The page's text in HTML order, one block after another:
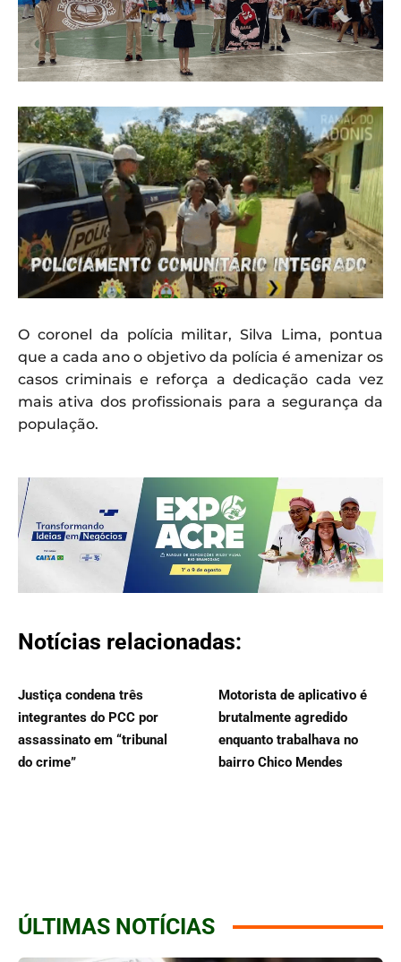
O coronel da polícia militar, Silva Lima, pontua
que a cada ano o objetivo da polícia é amenizar os
casos criminais e reforça a dedicação cada vez
mais ativa dos profissionais para a segurança da
população.
Notícias relacionadas:
Justiça condena três
integrantes do PCC por
assassinato em “tribunal
do crime”
Motorista de aplicativo é
brutalmente agredido
enquanto trabalhava no
bairro Chico Mendes
ÚLTIMAS NOTÍCIAS